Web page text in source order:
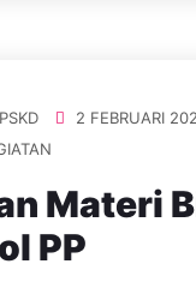
2 FEBRUARI
Materi
PP